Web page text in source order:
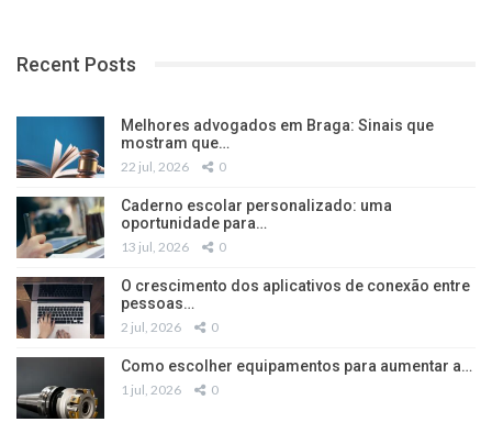
Recent Posts
Melhores advogados em Braga: Sinais que
mostram que…
22 jul, 2026 0
Caderno escolar personalizado: uma
oportunidade para…
13 jul, 2026 0
O crescimento dos aplicativos de conexão entre
pessoas…
2 jul, 2026 0
Como escolher equipamentos para aumentar a…
1 jul, 2026 0